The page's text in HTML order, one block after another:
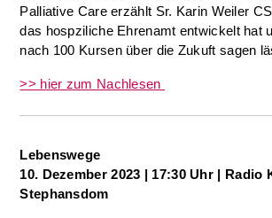
Palliative Care erzählt Sr. Karin Weiler
das hospziliche Ehrenamt entwickelt hat
nach 100 Kursen über die Zukuft sagen
>> hier zum Nachlesen
Lebenswege
10. Dezember 2023 | 17:30 Uhr | Radio
Stephansdom